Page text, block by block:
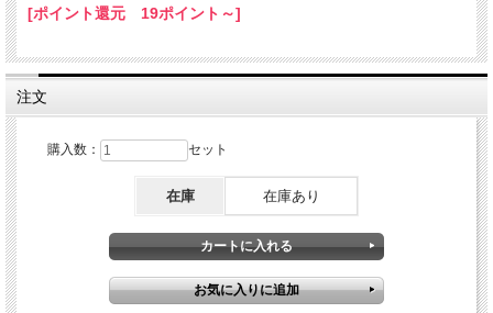
[ポイント還元 19ポイント～]
注文
購入数： セット
在庫 在庫あり